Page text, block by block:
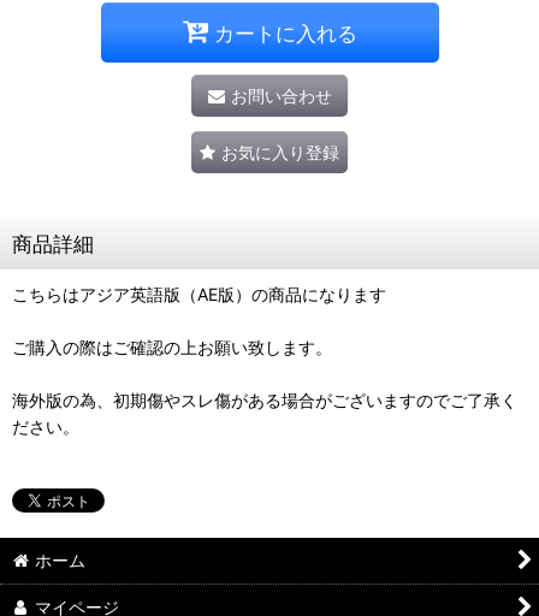
カートに入れる
お問い合わせ
お気に入り登録
商品詳細
こちらはアジア英語版（AE版）の商品になります
ご購入の際はご確認の上お願い致します。
海外版の為、初期傷やスレ傷がある場合がございますのでご了承く
ださい。
ホーム
マイページ